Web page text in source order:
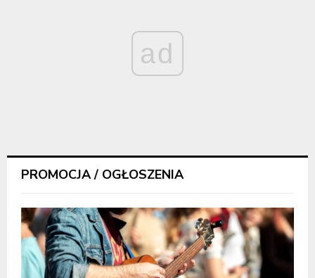
ad
PROMOCJA / OGŁOSZENIA